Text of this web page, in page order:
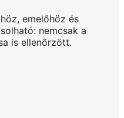
emelőhöz és
nemcsak a
is ellenőrzött.